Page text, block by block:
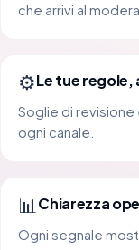
che arrivi al
⚙️Le tue
Soglie di revisione
ogni canale.
📊 Chiarezza
Ogni segnale